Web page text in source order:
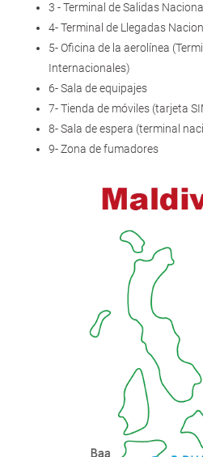
3 - Terminal de Salidas
4- Terminal de Llegadas
5- Oficina de la aerolínea
Internacionales)
6- Sala de equipajes
7- Tienda de móviles (tarjeta
8- Sala de espera (terminal
9- Zona de fumadores